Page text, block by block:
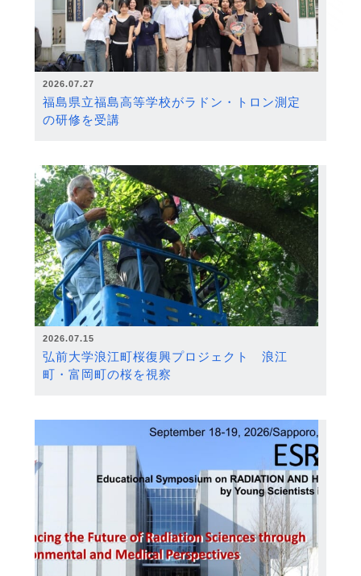
2026.07.27
福島県立福島高等学校がラドン・トロン測定
の研修を受講
2026.07.15
弘前大学浪江町桜復興プロジェクト 浪江
町・富岡町の桜を視察